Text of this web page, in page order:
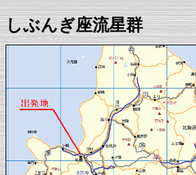
しぶんぎ座流星群